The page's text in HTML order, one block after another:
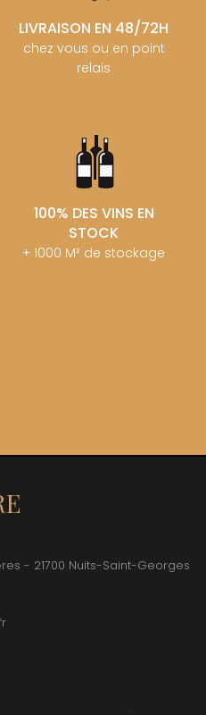
LIVRAISON EN 48/72H
chez vous ou en point
relais
100% DES VINS EN
STOCK
+ 1000 M² de stockage
- 21700 Nuits-Saint-Georges